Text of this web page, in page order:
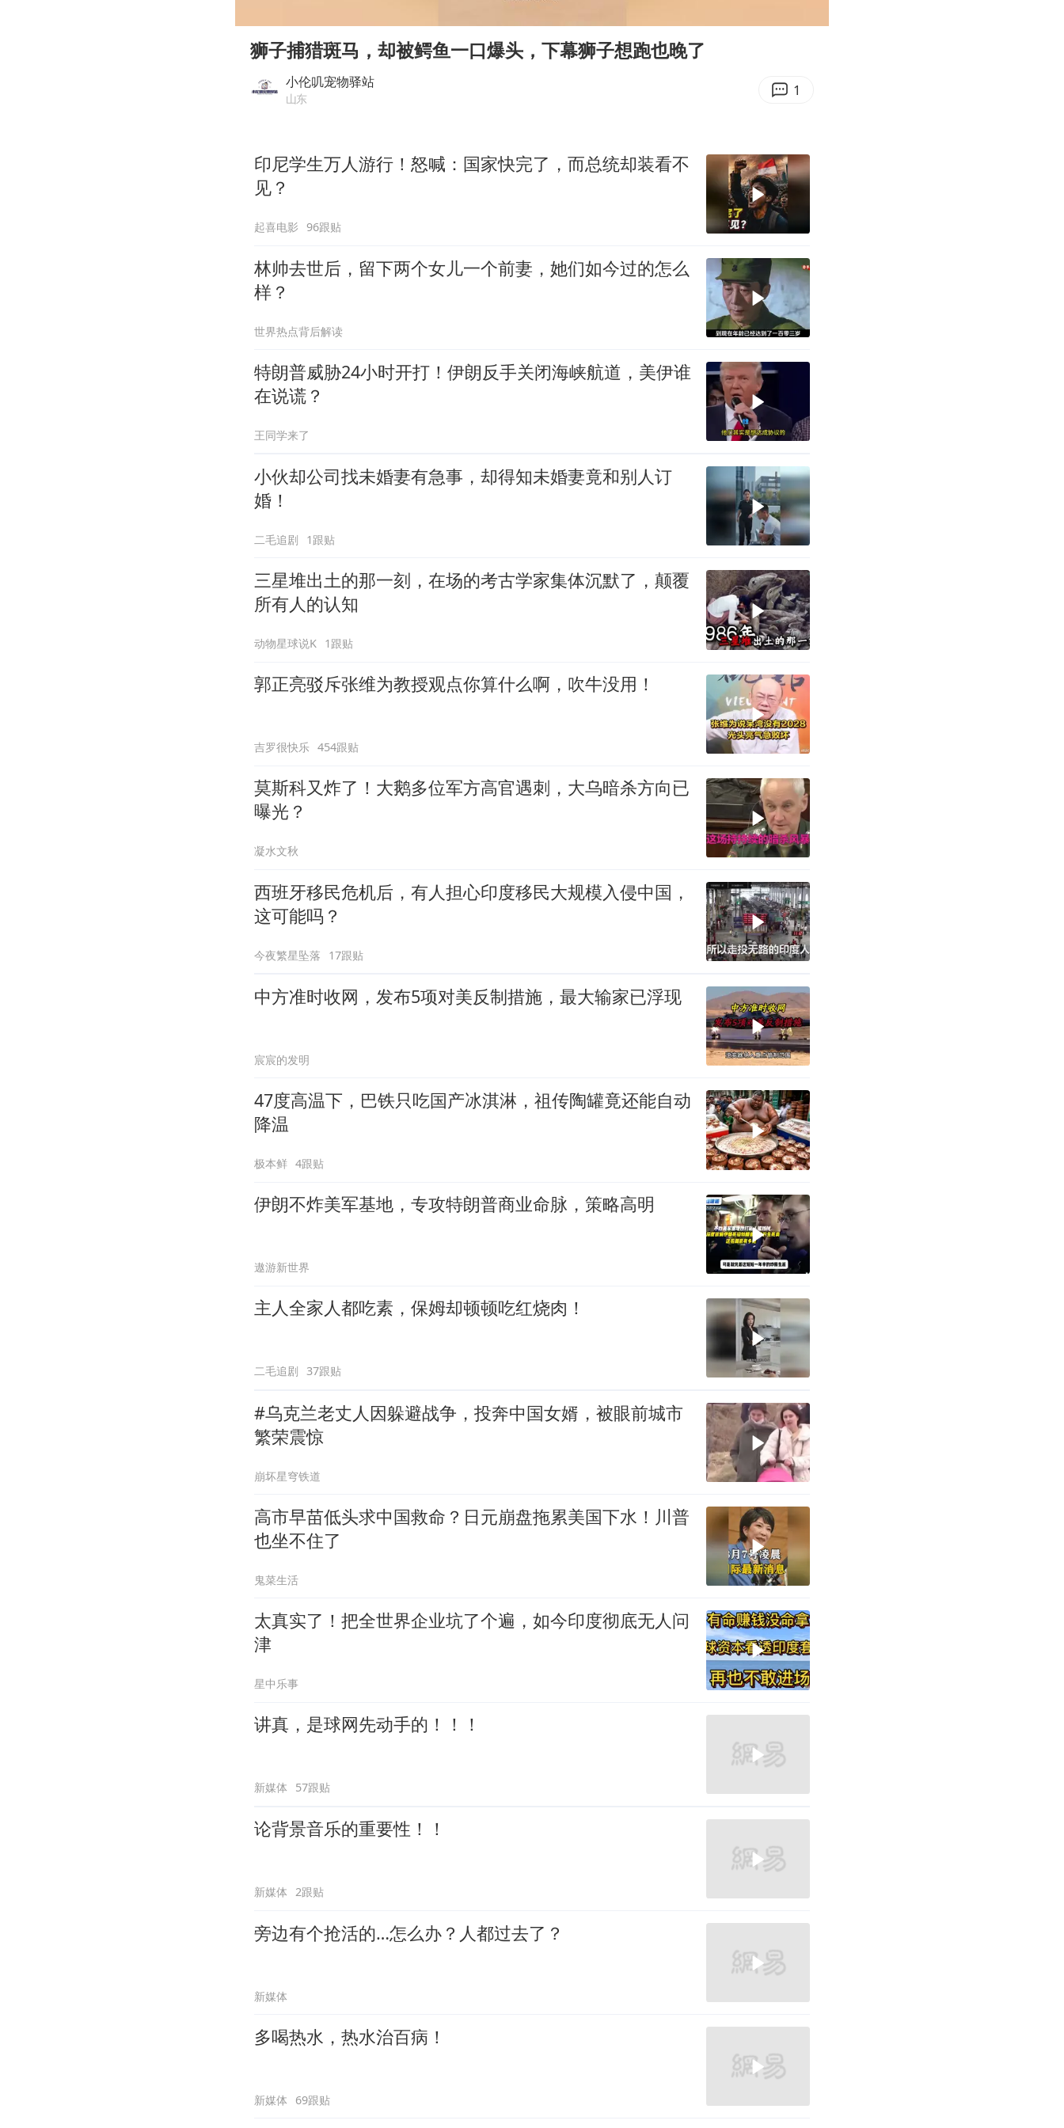
上门女婿出轨女邻居多年被判重婚罪
构建更高水平的全民健身公共服务体系
韩军前线部队连曝丑闻
曹颖儿子首次演长剧
狮子捕猎斑马，却被鳄鱼一口爆头，下幕狮子想跑也晚了
小伦叽宠物驿站
山东 1
印尼学生万人游行！怒喊：国家快完了，而总统却装看不
见？
起喜电影 96跟贴
林帅去世后，留下两个女儿一个前妻，她们如今过的怎么
样？
世界热点背后解读
特朗普威胁24小时开打！伊朗反手关闭海峡航道，美伊谁
在说谎？
王同学来了
小伙却公司找未婚妻有急事，却得知未婚妻竟和别人订
婚！
二毛追剧 1跟贴
三星堆出土的那一刻，在场的考古学家集体沉默了，颠覆
所有人的认知
动物星球说K 1跟贴
郭正亮驳斥张维为教授观点你算什么啊，吹牛没用！
吉罗很快乐 454跟贴
莫斯科又炸了！大鹅多位军方高官遇刺，大乌暗杀方向已
曝光？
凝水文秋
西班牙移民危机后，有人担心印度移民大规模入侵中国，
这可能吗？
今夜繁星坠落 17跟贴
中方准时收网，发布5项对美反制措施，最大输家已浮现
宸宸的发明
47度高温下，巴铁只吃国产冰淇淋，祖传陶罐竟还能自动
降温
极本鲜 4跟贴
伊朗不炸美军基地，专攻特朗普商业命脉，策略高明
遨游新世界
主人全家人都吃素，保姆却顿顿吃红烧肉！
二毛追剧 37跟贴
#乌克兰老丈人因躲避战争，投奔中国女婿，被眼前城市
繁荣震惊
崩坏星穹铁道
高市早苗低头求中国救命？日元崩盘拖累美国下水！川普
也坐不住了
鬼菜生活
太真实了！把全世界企业坑了个遍，如今印度彻底无人问
津
星中乐事
讲真，是球网先动手的！！！
新媒体 57跟贴
论背景音乐的重要性！！
新媒体 2跟贴
旁边有个抢活的…怎么办？人都过去了？
新媒体
多喝热水，热水治百病！
新媒体 69跟贴